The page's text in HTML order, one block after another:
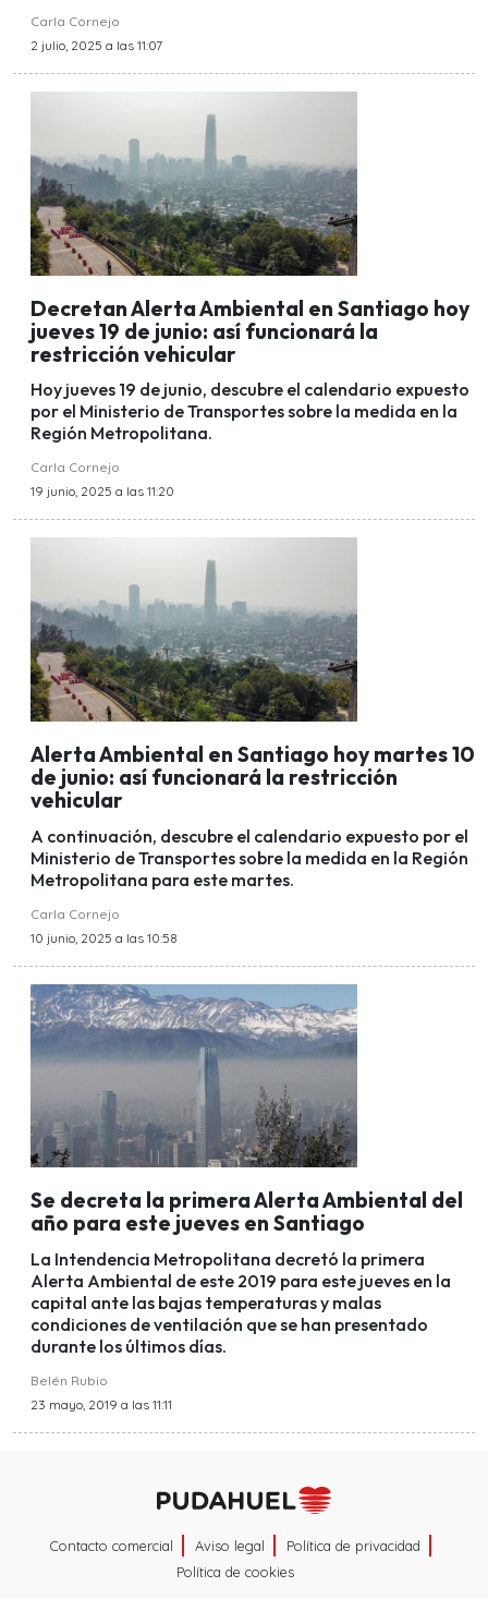
Carla Cornejo
2 julio, 2025 a las 11:07
Decretan Alerta Ambiental en Santiago hoy
jueves 19 de junio: así funcionará la
restricción vehicular
Hoy jueves 19 de junio, descubre el calendario expuesto
por el Ministerio de Transportes sobre la medida en la
Región Metropolitana.
Carla Cornejo
19 junio, 2025 a las 11:20
Alerta Ambiental en Santiago hoy martes 10
de junio: así funcionará la restricción
vehicular
A continuación, descubre el calendario expuesto por el
Ministerio de Transportes sobre la medida en la Región
Metropolitana para este martes.
Carla Cornejo
10 junio, 2025 a las 10:58
Se decreta la primera Alerta Ambiental del
año para este jueves en Santiago
La Intendencia Metropolitana decretó la primera
Alerta Ambiental de este 2019 para este jueves en la
capital ante las bajas temperaturas y malas
condiciones de ventilación que se han presentado
durante los últimos días.
Belén Rubio
23 mayo, 2019 a las 11:11
Contacto comercial Aviso legal
Política de privacidad
Política de cookies